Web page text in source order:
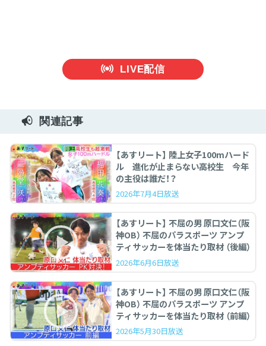
LIVE配信
関連記事
【あすリート】 陸上女子100mハード
ル 進化が止まらない高校生 今年
の主役は誰だ！？
2026年7月4日放送
【あすリート】 不屈の男 原口文仁（阪
神OB） 不屈のパラスポーツ アンプ
ティサッカーを体当たり取材 （後編）
2026年6月6日放送
【あすリート】 不屈の男 原口文仁（阪
神OB） 不屈のパラスポーツ アンプ
ティサッカーを体当たり取材 （前編）
2026年5月30日放送